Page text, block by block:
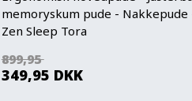
memoryskum pude - Nakkepude
Zen Sleep Tora
899,95
349,95 DKK